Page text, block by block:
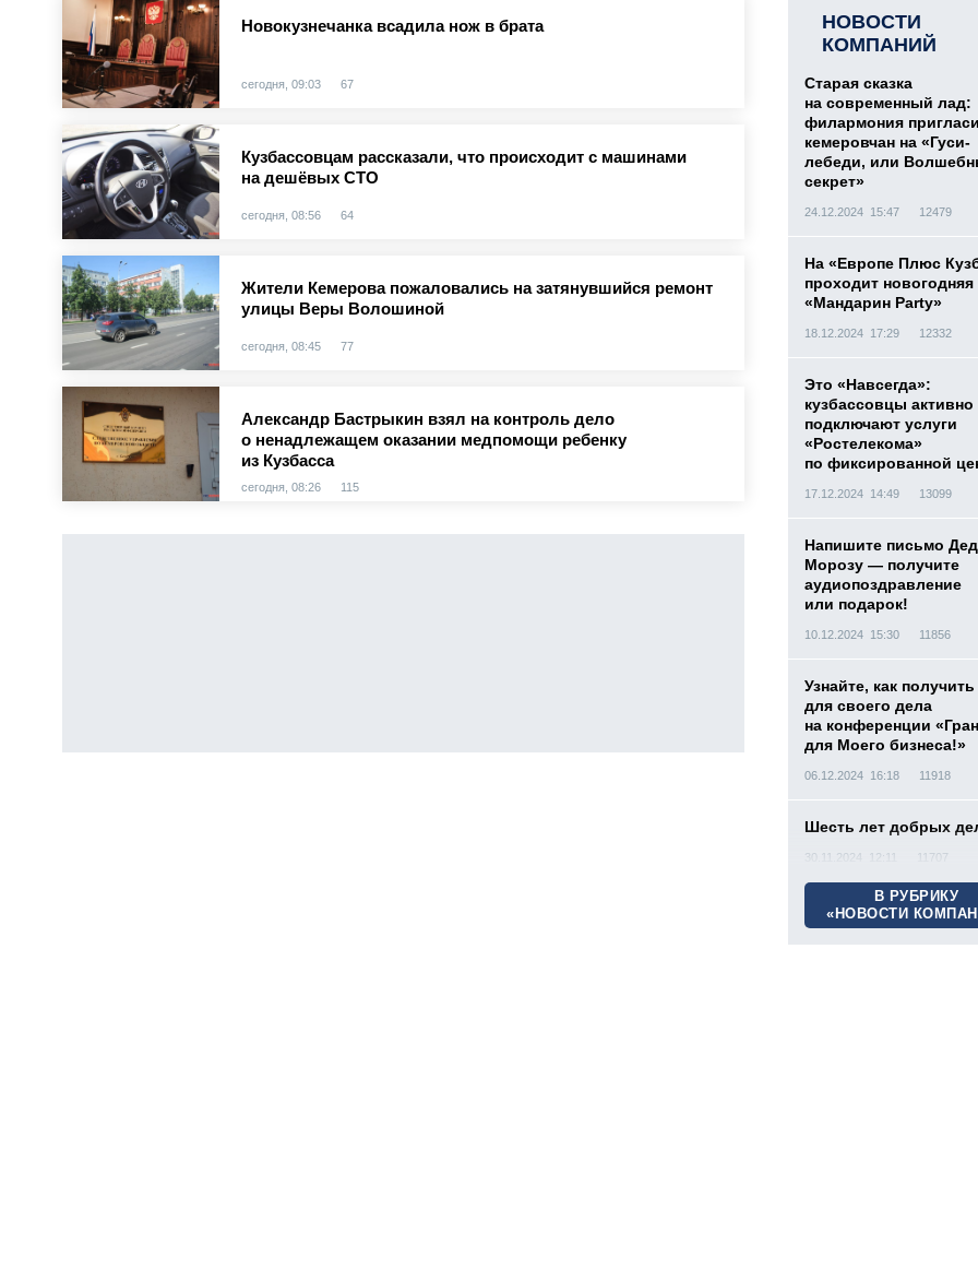
Новокузнечанка всадила нож в брата
сегодня, 09:03 67
Кузбассовцам рассказали, что происходит с машинами
на дешёвых СТО
сегодня, 08:56 64
Жители Кемерова пожаловались на затянувшийся ремонт
улицы Веры Волошиной
сегодня, 08:45 77
Александр Бастрыкин взял на контроль дело
о ненадлежащем оказании медпомощи ребенку
из Кузбасса
сегодня, 08:26 115
НОВОСТИ
КОМПАНИЙ
Старая сказка
на современный лад:
филармония
кемеровчан на «Гуси-
лебеди, или
секрет»
24.12.2024 15:47 12479
На «Европе Плюс
проходит новогодняя
«Мандарин Party»
18.12.2024 17:29 12332
Это «Навсегда»:
кузбассовцы активно
подключают услуги
«Ростелекома»
по фиксированной
17.12.2024 14:49 13099
Напишите письмо
Морозу — получите
аудиопоздравление
или подарок!
10.12.2024 15:30 11856
Узнайте, как получить
для своего дела
на конференции
для Моего бизнеса!»
06.12.2024 16:18 11918
Шесть лет добрых
30.11.2024 12:11 11707
В РУБРИКУ
«НОВОСТИ